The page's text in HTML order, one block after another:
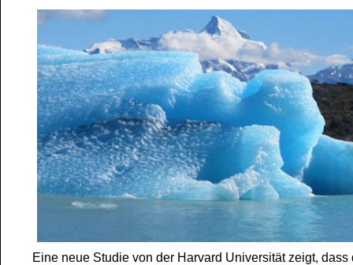
Eine neue Studie von der Harvard Universität zeigt, dass